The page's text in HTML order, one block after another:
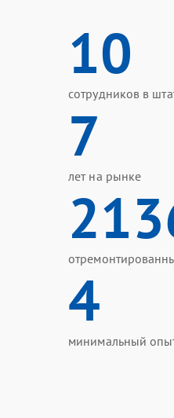
10
сотрудников в
7
лет на рынке
4
минимальный